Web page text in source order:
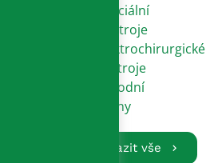
Speciální
přístroje
Elektrochirurgické
nástroje
Porodní
zvony
Zobrazit vše